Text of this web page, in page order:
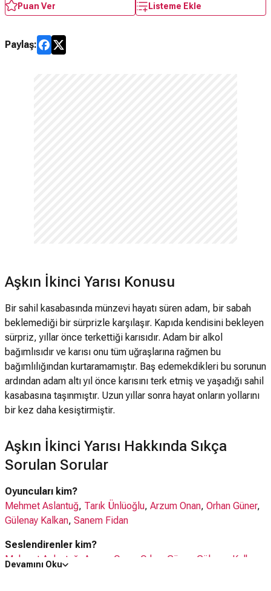
Puan Ver Listeme Ekle
Paylaş:
Aşkın İkinci Yarısı Konusu
Bir sahil kasabasında münzevi hayatı süren adam, bir sabah
beklemediği bir sürprizle karşılaşır. Kapıda kendisini bekleyen
sürpriz, yıllar önce terkettiği karısıdır. Adam bir alkol
bağımlısıdır ve karısı onu tüm uğraşlarına rağmen bu
bağımlılığından kurtaramamıştır. Baş edemekdikleri bu sorunun
ardından adam altı yıl önce karısını terk etmiş ve yaşadığı sahil
kasabasına taşınmıştır. Uzun yıllar sonra hayat onların yollarını
bir kez daha kesiştirmiştir.
Aşkın İkinci Yarısı Hakkında Sıkça
Sorulan Sorular
Oyuncuları kim?
Mehmet Aslantuğ, Tarık Ünlüoğlu, Arzum Onan, Orhan Güner,
Gülenay Kalkan, Sanem Fidan
Seslendirenler kim?
Mehmet Aslantuğ
Arzum Onan Orhan Güner Gülenay Kalkan
Devamını Oku